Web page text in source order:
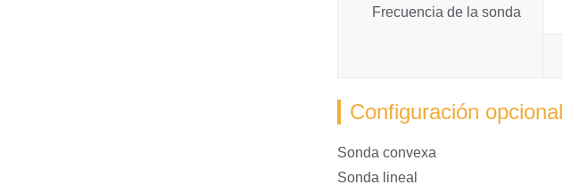
Frecuencia de la sonda
Configuración opcional
Sonda convexa
Sonda lineal